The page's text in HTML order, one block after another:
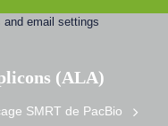
(ALA)
SMRT de PacBio